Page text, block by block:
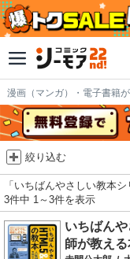
漫画（マンガ）・電子書籍
絞り込む
「いちばんやさしい教本
3件中 1～3件を表示
いちばん
師が教え